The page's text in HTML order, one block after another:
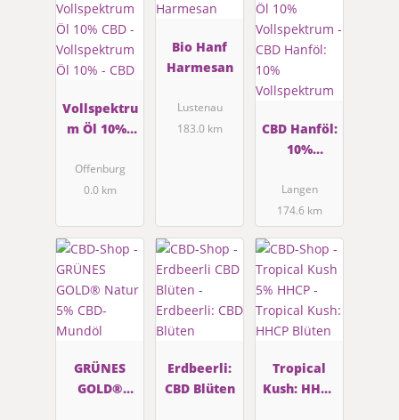
Vollspektru
m Öl 10% -
Offenburg
0.0 km
Bio Hanf
Harmesan
Lustenau
183.0 km
CBD Hanföl:
10%
m
Langen
174.6 km
GRÜNES
GOLD®
Erdbeerli:
CBD Blüten
Tropical
Kush: HHCP